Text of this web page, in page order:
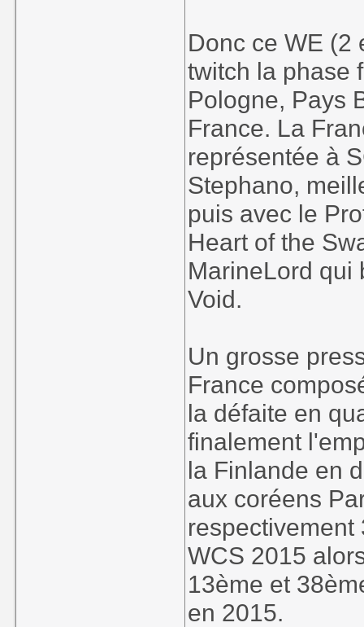
Donc ce WE (2
twitch la phase
Pologne, Pays
France. La
représentée à
Stephano,
puis avec le
Heart of the
MarineLord qui
Void.
Un grosse
France
la défaite en
finalement
la Finlande en
aux coréens
WCS 2015
13ème et
en 2015.